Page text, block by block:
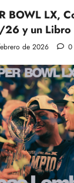
BOWL LX,
y un Libro
de 2026 0